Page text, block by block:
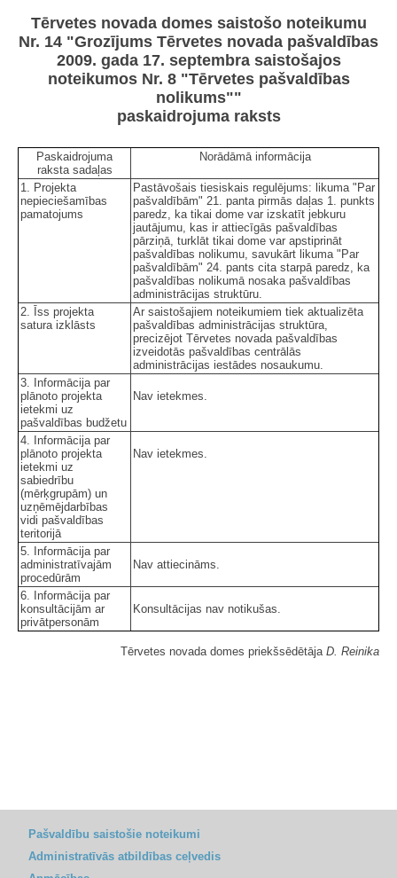
Tērvetes novada domes saistošo noteikumu
Nr. 14 "Grozījums Tērvetes novada pašvaldības
2009. gada 17. septembra saistošajos
noteikumos Nr. 8 "Tērvetes pašvaldības
nolikums""
paskaidrojuma raksts
Paskaidrojuma
raksta sadaļas
Norādāmā informācija
1. Projekta
nepieciešamības
pamatojums
Pastāvošais tiesiskais regulējums: likuma "Par
pašvaldībām" 21. panta pirmās daļas 1. punkts
paredz, ka tikai dome var izskatīt jebkuru
jautājumu, kas ir attiecīgās pašvaldības
pārziņā, turklāt tikai dome var apstiprināt
pašvaldības nolikumu, savukārt likuma "Par
pašvaldībām" 24. pants cita starpā paredz, ka
pašvaldības nolikumā nosaka pašvaldības
administrācijas struktūru.
2. Īss projekta
satura izklāsts
Ar saistošajiem noteikumiem tiek aktualizēta
pašvaldības administrācijas struktūra,
precizējot Tērvetes novada pašvaldības
izveidotās pašvaldības centrālās
administrācijas iestādes nosaukumu.
3. Informācija par
plānoto projekta
ietekmi uz
pašvaldības budžetu
Nav ietekmes.
4. Informācija par
plānoto projekta
ietekmi uz
sabiedrību
(mērķgrupām) un
uzņēmējdarbības
vidi pašvaldības
teritorijā
Nav ietekmes.
5. Informācija par
administratīvajām
procedūrām
Nav attiecināms.
6. Informācija par
konsultācijām ar
privātpersonām
Konsultācijas nav notikušas.
Tērvetes novada domes priekšsēdētāja D. Reinika
Pašvaldību saistošie noteikumi
Administratīvās atbildības ceļvedis